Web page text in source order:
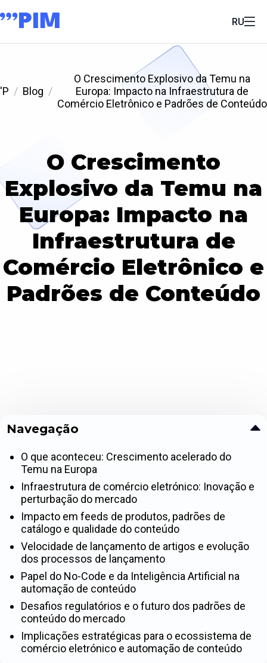
RU
'P Blog
O Crescimento Explosivo da Temu na
Europa: Impacto na Infraestrutura de
Comércio Eletrônico e Padrões de Conteúdo
O Crescimento
Explosivo da Temu na
Europa: Impacto na
Infraestrutura de
Comércio Eletrônico e
Padrões de Conteúdo
Navegação
O que aconteceu: Crescimento acelerado do
Temu na Europa
Infraestrutura de comércio eletrónico: Inovação e
perturbação do mercado
Impacto em feeds de produtos, padrões de
catálogo e qualidade do conteúdo
Velocidade de lançamento de artigos e evolução
dos processos de lançamento
Papel do No-Code e da Inteligência Artificial na
automação de conteúdo
Desafios regulatórios e o futuro dos padrões de
conteúdo do mercado
Implicações estratégicas para o ecossistema de
comércio eletrónico e automação de conteúdo